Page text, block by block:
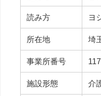
読み方 ヨ
所在地 埼
事業所番号
施設形態 介